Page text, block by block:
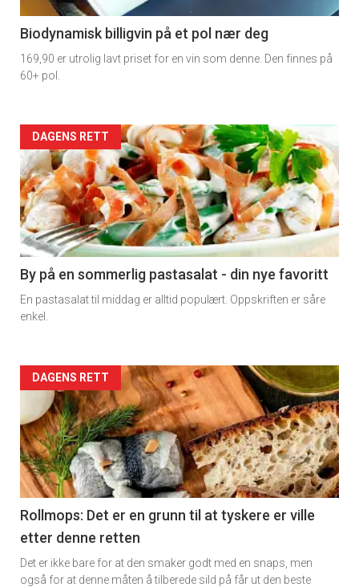
4
Biodynamisk billigvin på et pol nær deg
169,90 er utrolig lavt priset for en vin som denne. Den finnes på
60+ pol.
Forsiden
akkurat
nå
-
5
DAGENS RETT
By på en sommerlig pastasalat - din nye favoritt
En pastasalat til middag er alltid populært. Oppskriften er såre
enkel.
Forsiden
akkurat
nå
-
6
DAGENS RETT
Rollmops: Det er en grunn til at tyskere er ville
etter denne retten
Det er ikke bare for at den smaker godt med en snaps, men
også for at denne måten å tilberede sild på får ut den beste